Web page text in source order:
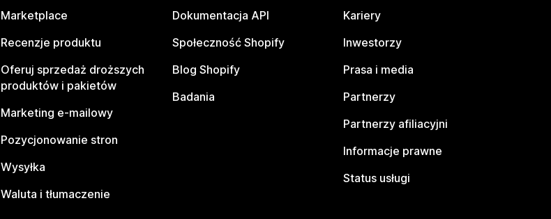
Marketplace
Recenzje produktu
Oferuj sprzedaż droższych
produktów i pakietów
Marketing e-mailowy
Pozycjonowanie stron
Wysyłka
Waluta i tłumaczenie
Dokumentacja API
Społeczność Shopify
Blog Shopify
Badania
Kariery
Inwestorzy
Prasa i media
Partnerzy
Partnerzy afiliacyjni
Informacje prawne
Status usługi